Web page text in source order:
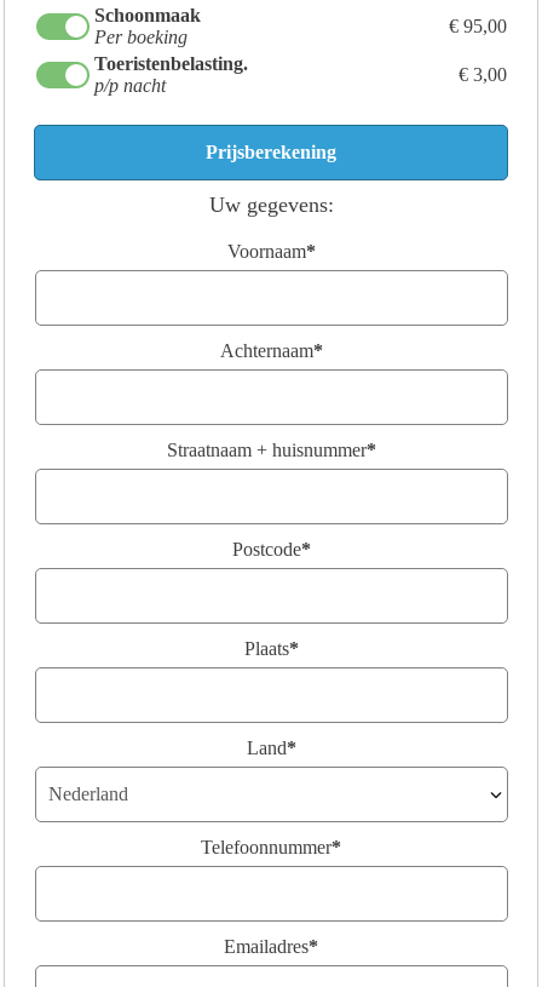
Schoonmaak
Per boeking
€ 95,00
Toeristenbelasting.
p/p nacht
€ 3,00
Uw gegevens:
Voornaam*
Achternaam*
Straatnaam + huisnummer*
Postcode*
Plaats*
Land*
Telefoonnummer*
Emailadres*